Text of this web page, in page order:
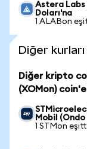
Astera Labs
Doları'na
1 ALABon
Diğer
Diğer kripto
(XOMon)
Mobil
1 STMon